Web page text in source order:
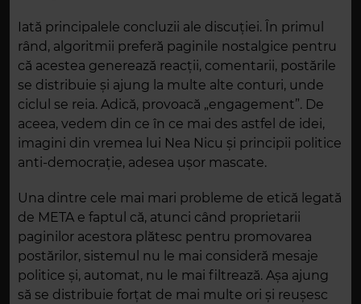
Iată principalele concluzii ale discuției. În primul
rând, algoritmii preferă paginile nostalgice pentru
că acestea generează reacții, comentarii, postările
se distribuie și ajung la multe alte conturi, unde
ciclul se reia. Adică, provoacă „engagement”. De
aceea, vedem din ce în ce mai des astfel de idei,
imagini din vremea lui Nea Nicu și principii politice
anti-democrație, adesea ușor mascate.
Una dintre cele mai mari probleme de etică legată
de META e faptul că, atunci când proprietarii
paginilor acestora plătesc pentru promovarea
postărilor, sistemul nu le mai consideră mesaje
politice și, automat, nu le mai filtrează. Așa ajung
să se distribuie forțat de mai multe ori și reușesc